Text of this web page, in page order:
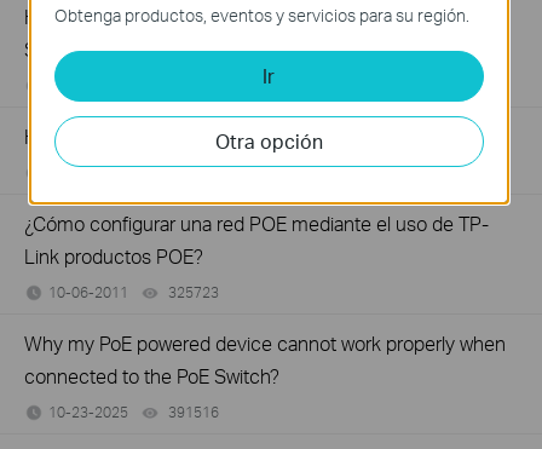
How to Troubleshoot Unstable Internet Issue on Omada
Switch
06-24-2026
How to Troubleshoot No Internet Issue on Omada Switch
06-24-2026 184176views
¿Cómo configurar una red POE mediante el uso de TP-
Link productos POE?
10-06-2011 325723
Why my PoE powered device cannot work properly when
connected to the PoE Switch?
10-23-2025 391516
Obtenga productos, eventos y servicios para su región.
Ir
Otra opción